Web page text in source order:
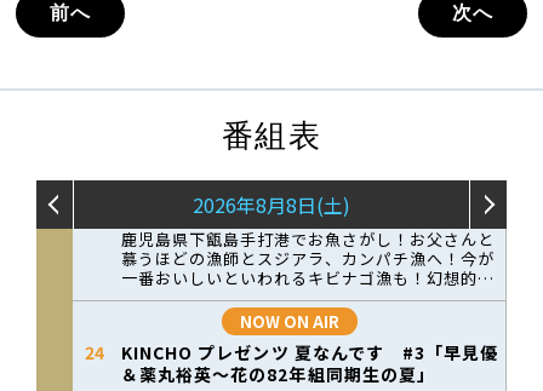
前へ 次へ
番組表